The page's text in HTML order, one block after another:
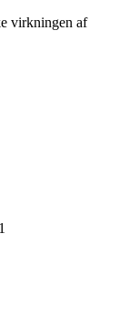
virkningen af